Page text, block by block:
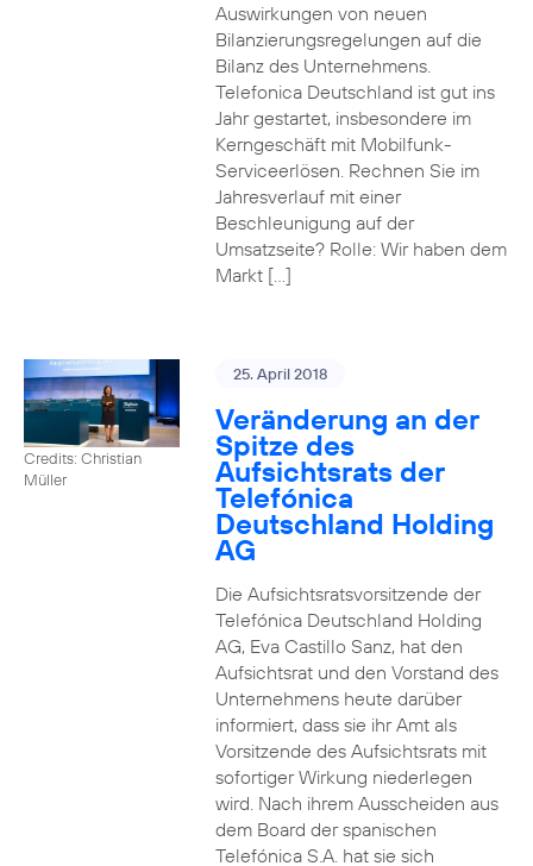
Auswirkungen von neuen
Bilanzierungsregelungen auf die
Bilanz des Unternehmens.
Telefonica Deutschland ist gut ins
Jahr gestartet, insbesondere im
Kerngeschäft mit Mobilfunk-
Serviceerlösen. Rechnen Sie im
Jahresverlauf mit einer
Beschleunigung auf der
Umsatzseite? Rolle: Wir haben dem
Markt […]
Credits: Christian
Müller
25. April 2018
Veränderung an der
Spitze des
Aufsichtsrats der
Telefónica
Deutschland Holding
AG
Die Aufsichtsratsvorsitzende der
Telefónica Deutschland Holding
AG, Eva Castillo Sanz, hat den
Aufsichtsrat und den Vorstand des
Unternehmens heute darüber
informiert, dass sie ihr Amt als
Vorsitzende des Aufsichtsrats mit
sofortiger Wirkung niederlegen
wird. Nach ihrem Ausscheiden aus
dem Board der spanischen
Telefónica S.A. hat sie sich